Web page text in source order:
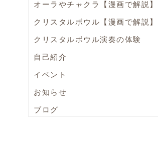
オーラやチャクラ【漫画で解説】
クリスタルボウル【漫画で解説】
クリスタルボウル演奏の体験
自己紹介
イベント
お知らせ
ブログ